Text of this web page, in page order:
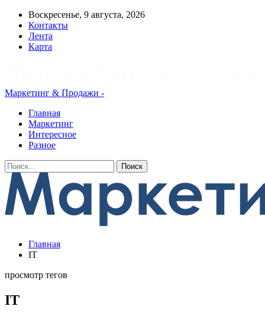
Воскресенье, 9 августа, 2026
Контакты
Лента
Карта
Маркетинг & Продажи -
Главная
Маркетинг
Интересное
Разное
Главная
IT
просмотр тегов
IT